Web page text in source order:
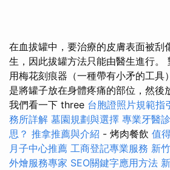
在血拔罐中，要治療的皮膚表面被刮
生，因此拔罐方法只能由醫生進行。
用梅花刻痕器（一種帶有小矛的工具
是將罐子放在身體疼痛的部位，然後
我們看一下 three 台胞證照片規範指
務所詳解 墓園規劃與選擇 專業牙醫
思？ 推拿推薦與介紹 - 烤肉餐飲 值
月子中心推薦 工商登記專業服務 新
外燴服務專家 SEO關鍵字應用方法